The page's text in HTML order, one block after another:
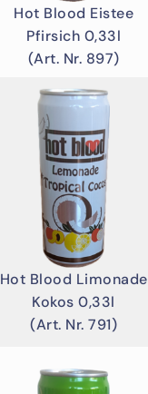
Hot Blood Eistee
Pfirsich 0,33l
(Art. Nr. 897)
Hot Blood Limonade
Kokos 0,33l
(Art. Nr. 791)